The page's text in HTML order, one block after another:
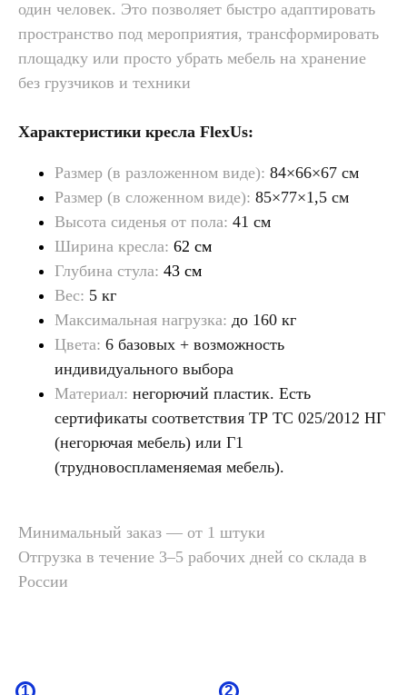
один человек. Это позволяет быстро адаптировать
пространство под мероприятия, трансформировать
площадку или просто убрать мебель на хранение
без грузчиков и техники
Характеристики кресла FlexUs:
Размер (в разложенном виде): 84×66×67 см
Размер (в сложенном виде): 85×77×1,5 см
Высота сиденья от пола: 41 см
Ширина кресла: 62 см
Глубина стула: 43 см
Вес: 5 кг
Максимальная нагрузка: до 160 кг
Цвета: 6 базовых + возможность
индивидуального выбора
Материал: негорючий пластик. Есть
сертификаты соответствия ТР ТС 025/2012 НГ
(негорючая мебель) или Г1
(трудновоспламеняемая мебель).
Минимальный заказ — от 1 штуки
Отгрузка в течение 3–5 рабочих дней со склада в
России
и перепадов
температур
Не выцветает
Безопасно для детей
и пожилых людей,
поскольку не имеет
острых углов
Легкий уход —
не впитывает влагу
и загрязнения
Служит до 5 лет,
не теряя
4